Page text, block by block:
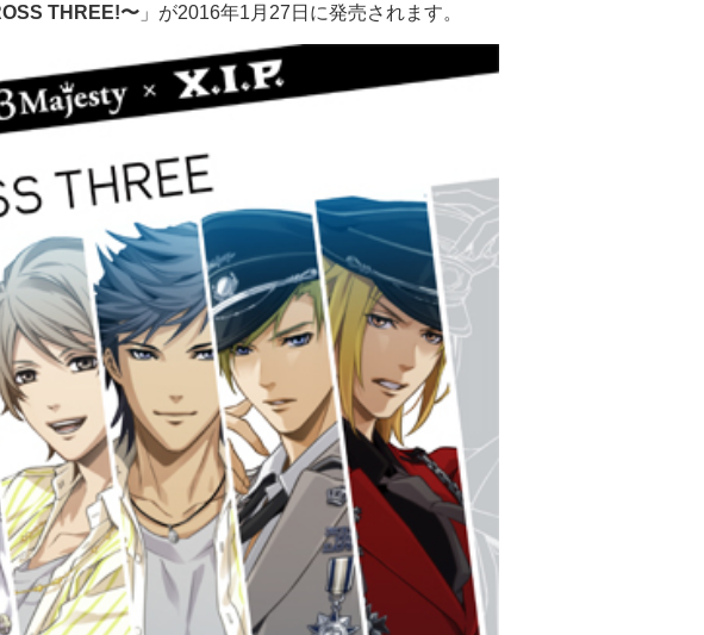
THREE!〜 」が2016年1月27日に発売されます。